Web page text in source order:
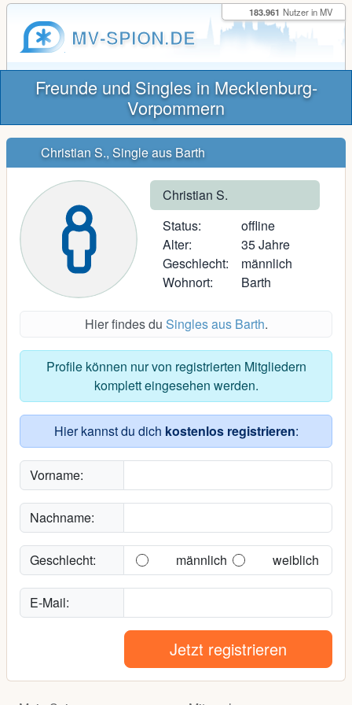
MV-SPION.DE
183.961 Nutzer in MV
Freunde und Singles in Mecklenburg-
Vorpommern
Christian S., Single aus Barth
Christian S.
Status:
offline
Alter:
35 Jahre
Geschlecht:
männlich
Wohnort:
Barth
Hier findes du Singles aus Barth.
Profile können nur von registrierten Mitgliedern
komplett eingesehen werden.
Hier kannst du dich kostenlos registrieren:
Vorname:
Nachname:
Geschlecht: männlich weiblich
E-Mail:
Jetzt registrieren